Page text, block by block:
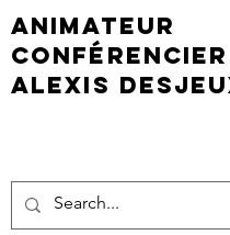
animateur
conférencier
Alexis